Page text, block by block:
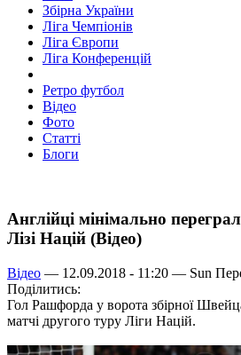
Збірна України
Ліга Чемпіонів
Ліга Європи
Ліга Конференцій
Ретро футбол
Відео
Фото
Статті
Блоги
Англійці мінімально
Лізі Націй (Відео)
Відео — 12.09.2018 - 11:20 — Sun
Поділитись:
Гол Рашфорда у ворота збірної
матчі другого туру Ліги Націй.